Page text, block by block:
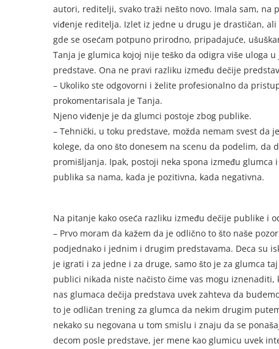
autori, reditelji, svako traži nešto novo. Imala sam,
viđenje reditelja. Izlet iz jedne u drugu je drastičan,
gde se osećam potpuno prirodno, pripadajuće,
Tanja je glumica kojoj nije teško da odigra više uloga
predstave. Ona ne pravi razliku između dečije
– Ukoliko ste odgovorni i želite profesionalno da
prokomentarisala je Tanja.
Njeno viđenje je da glumci postoje zbog publike.
– Tehnički, u toku predstave, možda nemam svest
kolege, da ono što donesem na scenu da podelim,
promišljanja. Ipak, postoji neka spona između
publika sa nama, kada je pozitivna, kada negativna.
Na pitanje kako oseća razliku između dečije publike i
– Prvo moram da kažem da je odlično to što naše
podjednako i jednim i drugim predstavama. Deca su
je igrati i za jedne i za druge, samo što je za glumca
publici nikada niste načisto čime vas mogu
nas glumaca dečija predstava uvek zahteva da
to je odličan trening za glumca da nekim drugim
nekako su negovana u tom smislu i znaju da se
decom posle predstave, jer mene kao glumicu uvek